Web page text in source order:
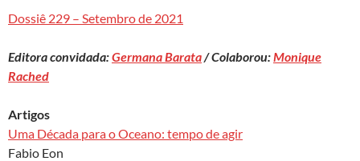
to
d
o
n
e
b
k
at
s
p
nt
Dossiê 229 – Setembro de 2021
Editora convidada:Germana Barata/ Colaborou:Monique
Rached
Artigos
Uma Década para o Oceano: tempo de agir
Fabio Eon